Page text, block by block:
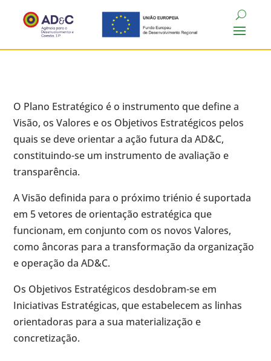
O Plano Estratégico é o instrumento que define a
Visão, os Valores e os Objetivos Estratégicos pelos
quais se deve orientar a ação futura da AD&C,
constituindo-se um instrumento de avaliação e
transparência.
A Visão definida para o próximo triénio é suportada
em 5 vetores de orientação estratégica que
funcionam, em conjunto com os novos Valores,
como âncoras para a transformação da organização
e operação da AD&C.
Os Objetivos Estratégicos desdobram-se em
Iniciativas Estratégicas, que estabelecem as linhas
orientadoras para a sua materialização e
concretização.